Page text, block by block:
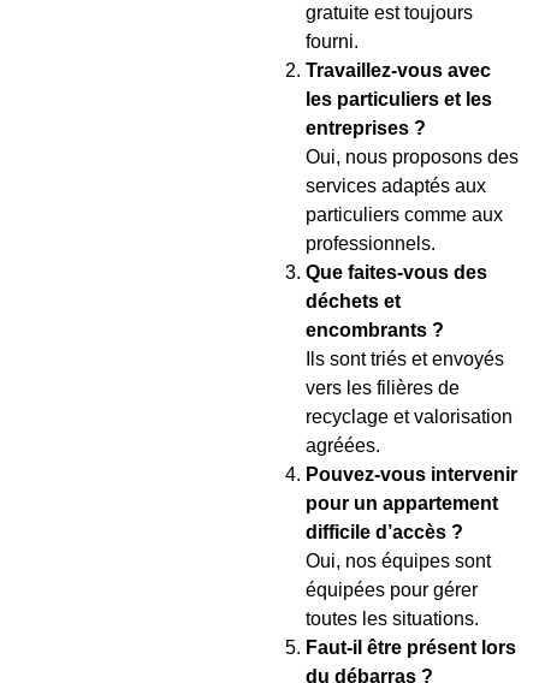
gratuite est toujours
fourni.
Travaillez-vous avec
les particuliers et les
entreprises ?
Oui, nous proposons des
services adaptés aux
particuliers comme aux
professionnels.
Que faites-vous des
déchets et
encombrants ?
Ils sont triés et envoyés
vers les filières de
recyclage et valorisation
agréées.
Pouvez-vous intervenir
pour un appartement
difficile d’accès ?
Oui, nos équipes sont
équipées pour gérer
toutes les situations.
Faut-il être présent lors
du débarras ?